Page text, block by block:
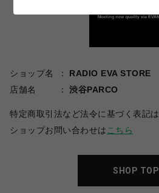
ショップ名
RADIO EVA STORE
店舗名
渋谷PARCO
特定商取引法など法令に基づく表記は
ショップお問い合わせは こちら
SHOP TOP